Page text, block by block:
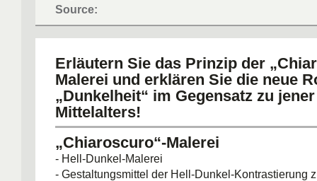
Source:
Erläutern Sie das Prinzip der
Malerei und erklären Sie die neue
„Dunkelheit“ im Gegensatz zu
Mittelalters!
„Chiaroscuro“-Malerei
- Hell-Dunkel-Malerei
- Gestaltungsmittel der Hell-Dunkel-Kontrastierung